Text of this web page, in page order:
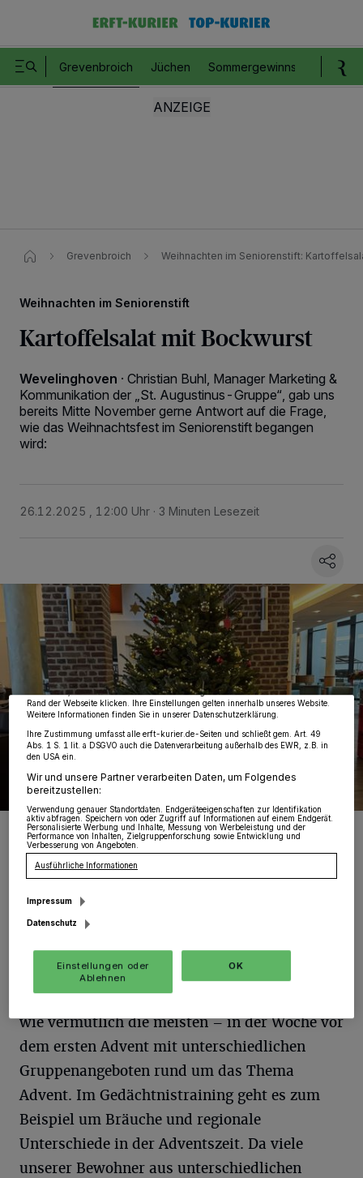
Grevenbroich Jüchen Sommergewinnspiel
Grevenbroich Weihnachten im Seniorenstift:
Weihnachten im Seniorenstift
Kartoffelsalat mit Bockwurst
Wevelinghoven · Christian Buhl, Manager Marketing &
Kommunikation der „St. Augustinus-Gruppe“, gab uns
bereits Mitte November gerne Antwort auf die Frage,
wie das Weihnachtsfest im Seniorenstift begangen
wird:
26.12.2025 , 12:00 Uhr 3 Minuten Lesezeit
Der Weihnachtsbaum im „Haus St. Martinus“ mit Geschenken.
Foto: St. Augustinus Gruppe
I m Haus „St. Martinus“ trennen wir
bewusst die Advents- von der
Weihnachtszeit. In diesem Jahr beginnen wir –
wie vermutlich die meisten – in der Woche vor
dem ersten Advent mit unterschiedlichen
Gruppenangeboten rund um das Thema
Advent. Im Gedächtnistraining geht es zum
Beispiel um Bräuche und regionale
Unterschiede in der Adventszeit. Da viele
unserer Bewohner aus unterschiedlichen
Wir und unsere218-Partner speichern und greifen auf personenbezogene Daten
wie Browserdaten oder eindeutige Kennungen auf Ihrem Gerät zu. Durch Auswahl
von OK aktivieren Sie Tracking-Technologien für die unter „Wir und unsere
Partner verarbeiten Daten, um Ihnen Dienste bereitzustellen“ aufgeführten
Zwecke. Wenn Tracker deaktiviert sind, sind manche Inhalte und Anzeigen
möglicherweise nicht mehr so relevant für Sie. Sie können dieses Menü jederzeit
wieder aufrufen, um Ihre Einstellungen zu ändern oder Ihre Einwilligung zu
widerrufen, indem Sie auf den Link Einstellungen oder Ablehnen am unteren
Rand der Webseite klicken. Ihre Einstellungen gelten innerhalb unseres Website.
Weitere Informationen finden Sie in unserer Datenschutzerklärung.
Ihre Zustimmung umfasst alle erft-kurier.de-Seiten und schließt gem. Art. 49
Abs. 1 S. 1 lit. a DSGVO auch die Datenverarbeitung außerhalb des EWR, z.B. in
den USA ein.
Wir und unsere Partner verarbeiten Daten, um Folgendes
bereitzustellen:
Verwendung genauer Standortdaten. Endgeräteeigenschaften zur Identifikation
aktiv abfragen. Speichern von oder Zugriff auf Informationen auf einem Endgerät.
Personalisierte Werbung und Inhalte, Messung von Werbeleistung und der
Performance von Inhalten, Zielgruppenforschung sowie Entwicklung und
Verbesserung von Angeboten.
Ausführliche Informationen
Impressum
Datenschutz
Einstellungen oder
Ablehnen
OK